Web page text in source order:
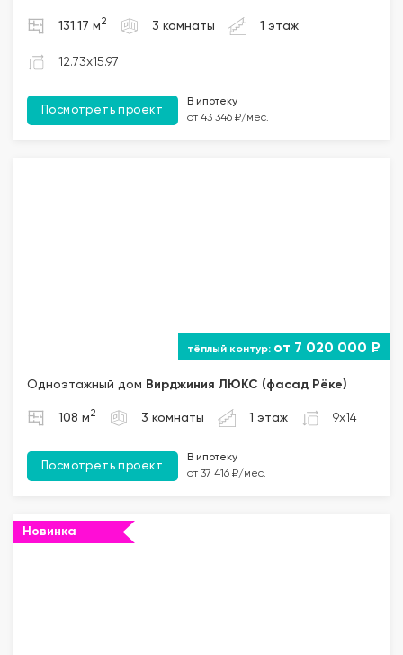
131.17 м 2 3 комнаты 1 этаж
12.73x15.97
Посмотреть проект
В ипотеку
от 43 346 ₽/мес.
от 7 020 000 ₽
Одноэтажный дом Вирджиния ЛЮКС (фасад Рёке)
108 м 2 3 комнаты 1 этаж 9x14
Посмотреть проект
В ипотеку
от 37 416 ₽/мес.
Новинка